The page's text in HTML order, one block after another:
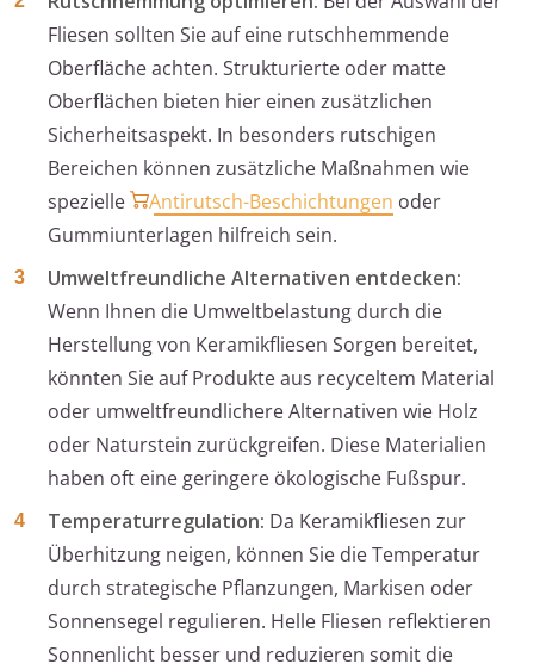
Fliesen sollten Sie auf eine rutschhemmende
Oberfläche achten. Strukturierte oder matte
Oberflächen bieten hier einen zusätzlichen
Sicherheitsaspekt. In besonders rutschigen
Bereichen können zusätzliche Maßnahmen wie
spezielle
Antirutsch-Beschichtungen oder
Gummiunterlagen hilfreich sein.
Umweltfreundliche Alternativen entdecken:
Wenn Ihnen die Umweltbelastung durch die
Herstellung von Keramikfliesen Sorgen bereitet,
könnten Sie auf Produkte aus recyceltem Material
oder umweltfreundlichere Alternativen wie Holz
oder Naturstein zurückgreifen. Diese Materialien
haben oft eine geringere ökologische Fußspur.
Temperaturregulation: Da Keramikfliesen zur
Überhitzung neigen, können Sie die Temperatur
durch strategische Pflanzungen, Markisen oder
Sonnensegel regulieren. Helle Fliesen reflektieren
Sonnenlicht besser und reduzieren somit die